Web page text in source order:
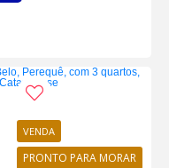
VENDA
PRONTO PARA MORAR